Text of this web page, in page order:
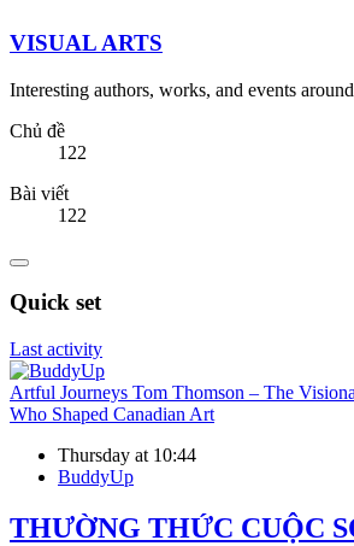
VISUAL ARTS
Interesting authors, works, and events
Chủ đề
122
Bài viết
122
Quick set
Last activity
Artful Journeys Tom Thomson – The
Who Shaped Canadian Art
Thursday at 10:44
BuddyUp
THƯỜNG THỨC CUỘC